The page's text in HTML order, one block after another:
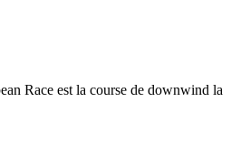
Race est la course de downwind la